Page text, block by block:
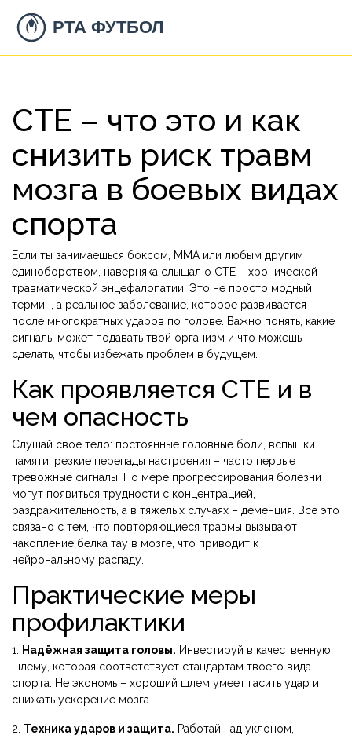
CTE – что это и как
снизить риск травм
мозга в боевых видах
спорта
Если ты занимаешься боксом, ММА или любым другим
единоборством, наверняка слышал о CTE – хронической
травматической энцефалопатии. Это не просто модный
термин, а реальное заболевание, которое развивается
после многократных ударов по голове. Важно понять, какие
сигналы может подавать твой организм и что можешь
сделать, чтобы избежать проблем в будущем.
Как проявляется CTE и в
чем опасность
Слушай своё тело: постоянные головные боли, вспышки
памяти, резкие перепады настроения – часто первые
тревожные сигналы. По мере прогрессирования болезни
могут появиться трудности с концентрацией,
раздражительность, а в тяжёлых случаях – деменция. Всё это
связано с тем, что повторяющиеся травмы вызывают
накопление белка тау в мозге, что приводит к
нейрональному распаду.
Практические меры
профилактики
1. Надёжная защита головы. Инвестируй в качественную
шлему, которая соответствует стандартам твоего вида
спорта. Не экономь – хороший шлем умеет гасить удар и
снижать ускорение мозга.
2. Техника ударов и защита. Работай над уклоном,